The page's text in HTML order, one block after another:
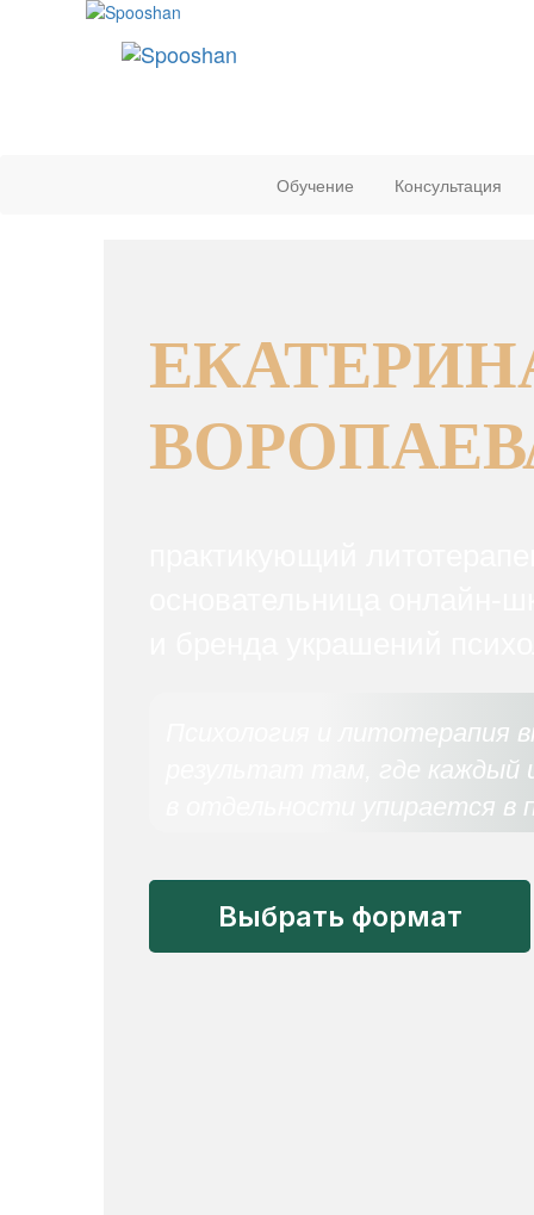
Обучение Консультация
Выбрать формат
Психология и литотерапия
результат там, где
в отдельности упирается в